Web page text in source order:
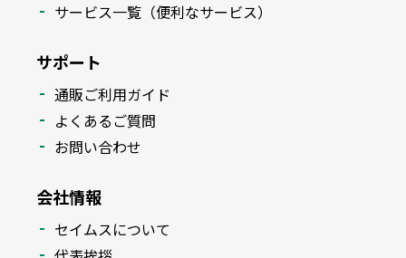
サービス一覧（便利なサービス）
サポート
通販ご利用ガイド
よくあるご質問
お問い合わせ
会社情報
セイムスについて